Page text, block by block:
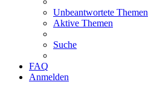
Unbeantwortete Themen
Aktive Themen
Suche
FAQ
Anmelden